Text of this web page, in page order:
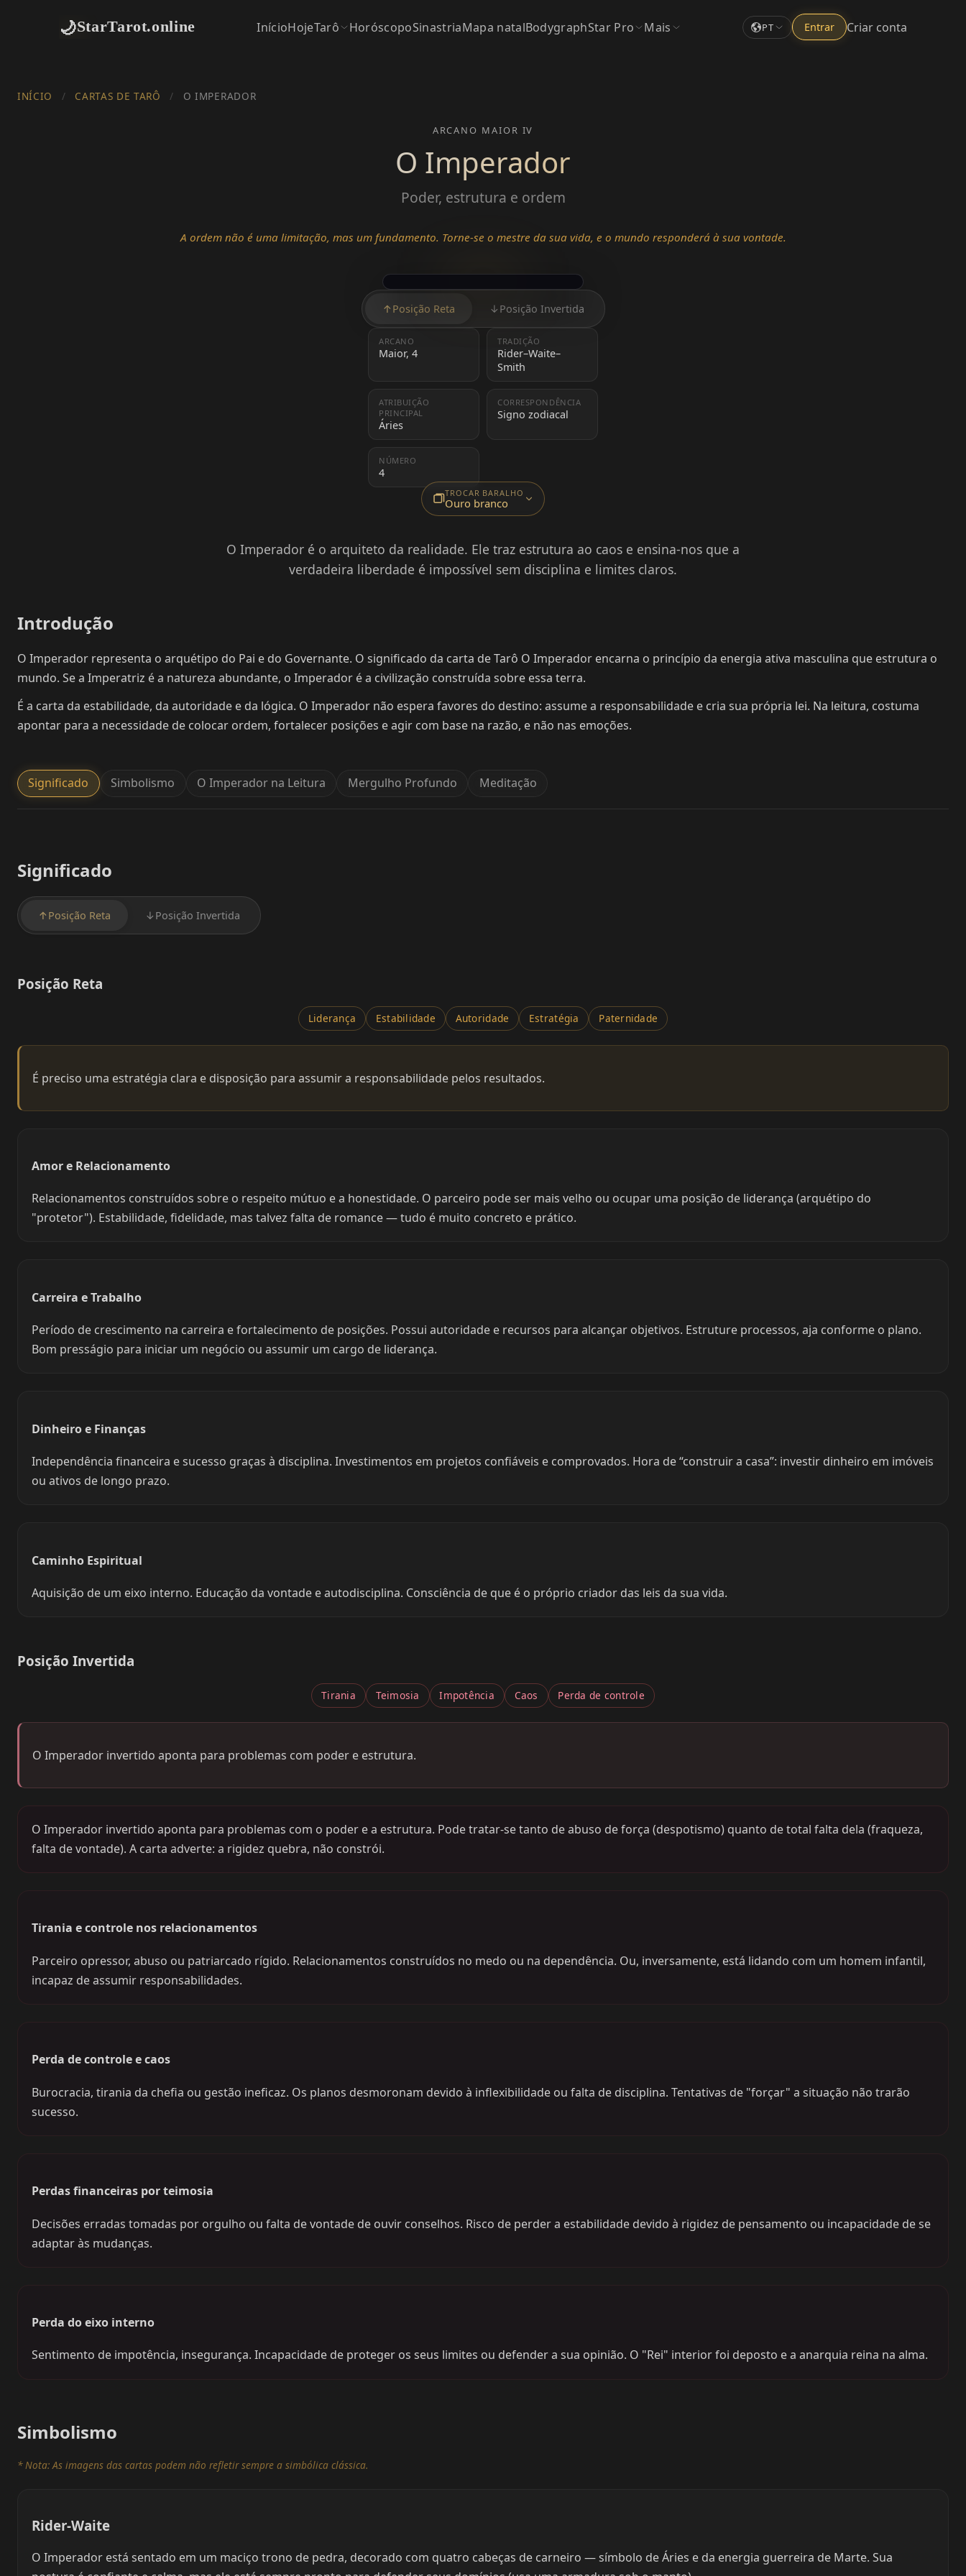
🌙StarTarot.online InícioHojeTarô HoróscopoSinastriaMapa natalBodygraphStar Pro Mais PT Entrar Criar conta
INÍCIO / CARTAS DE TARÔ / O IMPERADOR
ARCANO MAIOR IV
O Imperador
Poder, estrutura e ordem
A ordem não é uma limitação, mas um fundamento. Torne-se o mestre da sua vida, e o mundo responderá à sua vontade.
↑ Posição Reta ↓ Posição Invertida
ARCANO
Maior, 4
TRADIÇÃO
Rider–Waite–
Smith
ATRIBUIÇÃO
PRINCIPAL
Áries
CORRESPONDÊNCIA
Signo zodiacal
NÚMERO
4
TROCAR BARALHO
Ouro branco
O Imperador é o arquiteto da realidade. Ele traz estrutura ao caos e ensina-nos que a
verdadeira liberdade é impossível sem disciplina e limites claros.
Introdução
O Imperador representa o arquétipo do Pai e do Governante. O significado da carta de Tarô O Imperador encarna o princípio da energia ativa masculina que estrutura o
mundo. Se a Imperatriz é a natureza abundante, o Imperador é a civilização construída sobre essa terra.
É a carta da estabilidade, da autoridade e da lógica. O Imperador não espera favores do destino: assume a responsabilidade e cria sua própria lei. Na leitura, costuma
apontar para a necessidade de colocar ordem, fortalecer posições e agir com base na razão, e não nas emoções.
Significado Simbolismo O Imperador na Leitura Mergulho Profundo Meditação
Significado
↑ Posição Reta ↓ Posição Invertida
Posição Reta
Liderança Estabilidade Autoridade Estratégia Paternidade
É preciso uma estratégia clara e disposição para assumir a responsabilidade pelos resultados.
Amor e Relacionamento
Relacionamentos construídos sobre o respeito mútuo e a honestidade. O parceiro pode ser mais velho ou ocupar uma posição de liderança (arquétipo do
"protetor"). Estabilidade, fidelidade, mas talvez falta de romance — tudo é muito concreto e prático.
Carreira e Trabalho
Período de crescimento na carreira e fortalecimento de posições. Possui autoridade e recursos para alcançar objetivos. Estruture processos, aja conforme o plano.
Bom presságio para iniciar um negócio ou assumir um cargo de liderança.
Dinheiro e Finanças
Independência financeira e sucesso graças à disciplina. Investimentos em projetos confiáveis e comprovados. Hora de “construir a casa”: investir dinheiro em imóveis
ou ativos de longo prazo.
Caminho Espiritual
Aquisição de um eixo interno. Educação da vontade e autodisciplina. Consciência de que é o próprio criador das leis da sua vida.
Posição Invertida
Tirania Teimosia Impotência Caos Perda de controle
O Imperador invertido aponta para problemas com poder e estrutura.
O Imperador invertido aponta para problemas com o poder e a estrutura. Pode tratar-se tanto de abuso de força (despotismo) quanto de total falta dela (fraqueza,
falta de vontade). A carta adverte: a rigidez quebra, não constrói.
Tirania e controle nos relacionamentos
Parceiro opressor, abuso ou patriarcado rígido. Relacionamentos construídos no medo ou na dependência. Ou, inversamente, está lidando com um homem infantil,
incapaz de assumir responsabilidades.
Perda de controle e caos
Burocracia, tirania da chefia ou gestão ineficaz. Os planos desmoronam devido à inflexibilidade ou falta de disciplina. Tentativas de "forçar" a situação não trarão
sucesso.
Perdas financeiras por teimosia
Decisões erradas tomadas por orgulho ou falta de vontade de ouvir conselhos. Risco de perder a estabilidade devido à rigidez de pensamento ou incapacidade de se
adaptar às mudanças.
Perda do eixo interno
Sentimento de impotência, insegurança. Incapacidade de proteger os seus limites ou defender a sua opinião. O "Rei" interior foi deposto e a anarquia reina na alma.
Simbolismo
* Nota: As imagens das cartas podem não refletir sempre a simbólica clássica.
Rider-Waite
O Imperador está sentado em um maciço trono de pedra, decorado com quatro cabeças de carneiro — símbolo de Áries e da energia guerreira de Marte. Sua